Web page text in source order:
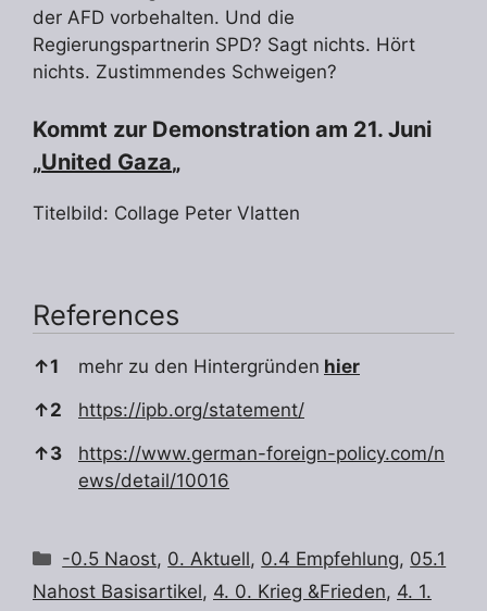
der AFD vorbehalten. Und die
Regierungspartnerin SPD? Sagt nichts. Hört
nichts. Zustimmendes Schweigen?
Kommt zur Demonstration am 21. Juni
„United Gaza„
Titelbild: Collage Peter Vlatten
References
References
↑1 mehr zu den Hintergründen hier
↑2
https://ipb.org/statement/
↑3
https://www.german-foreign-policy.com/n
ews/detail/10016
Kategorien
-0.5 Naost, 0. Aktuell, 0.4 Empfehlung, 05.1
Nahost Basisartikel, 4. 0. Krieg &Frieden, 4. 1.